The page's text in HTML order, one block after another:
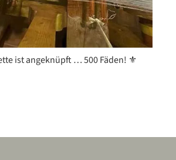
ist angeknüpft … 500 Fäden! ⚜️